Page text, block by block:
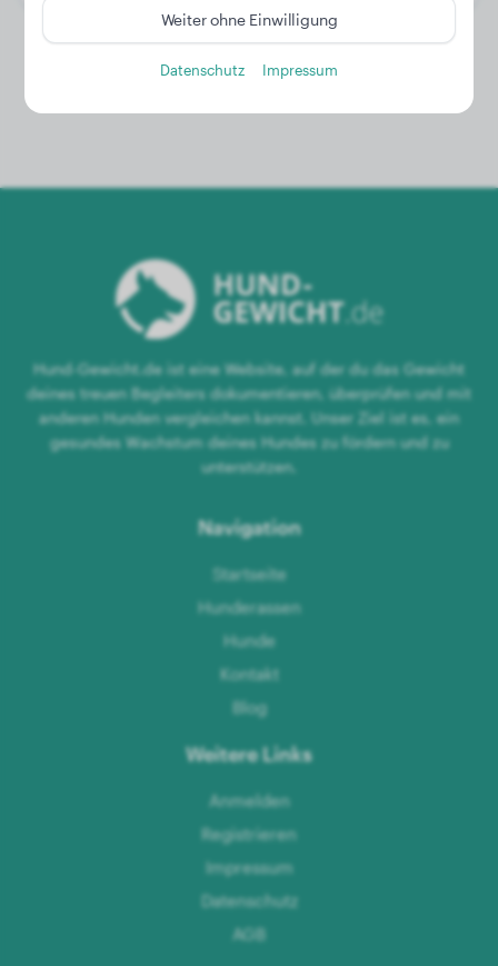
Hund-Gewicht.de ist eine Website, auf der du das Gewicht
deines treuen Begleiters dokumentieren, überprüfen und mit
anderen Hunden vergleichen kannst. Unser Ziel ist es, ein
gesundes Wachstum deines Hundes zu fördern und zu
unterstützen.
Navigation
Startseite
Hunderassen
Hunde
Kontakt
Blog
Weitere Links
Anmelden
Registrieren
Impressum
Datenschutz
AGB
Weiter ohne Einwilligung
Datenschutz Impressum